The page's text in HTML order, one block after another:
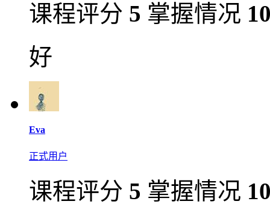
课程评分 5 掌握情况
好
Eva
正式用户
课程评分 5 掌握情况